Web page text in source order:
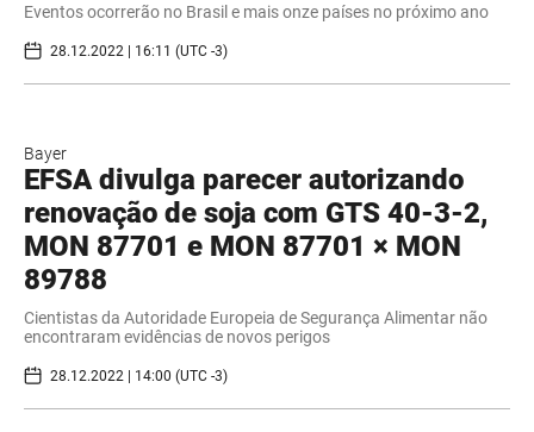
Eventos ocorrerão no Brasil e mais onze países no próximo ano
28.12.2022 | 16:11 (UTC -3)
Bayer
EFSA divulga parecer autorizando
renovação de soja com GTS 40-3-2,
MON 87701 e MON 87701 × MON
89788
Cientistas da Autoridade Europeia de Segurança Alimentar não
encontraram evidências de novos perigos
28.12.2022 | 14:00 (UTC -3)